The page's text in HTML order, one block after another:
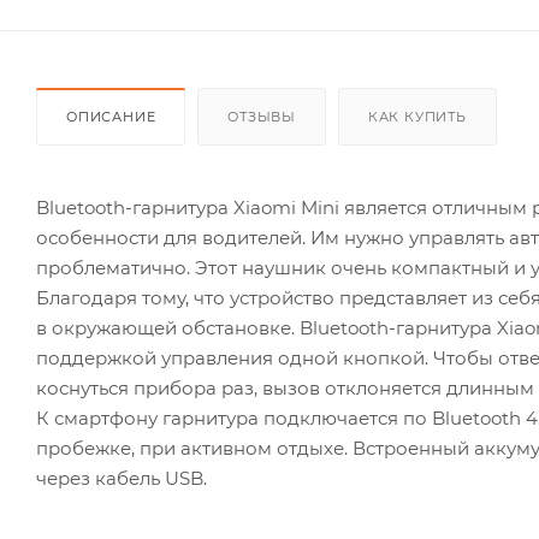
ОПИСАНИЕ ОТЗЫВЫ КАК КУПИТЬ
Bluetooth-гарнитура Xiaomi Mini является отличным
особенности для водителей. Им нужно управлять
проблематично. Этот наушник очень компактный и
Благодаря тому, что устройство представляет из
в окружающей обстановке. Bluetooth-гарнитура
поддержкой управления одной кнопкой. Чтобы
коснуться прибора раз, вызов отклоняется
К смартфону гарнитура подключается по Bluetooth
пробежке, при активном отдыхе. Встроенный
через кабель USB.